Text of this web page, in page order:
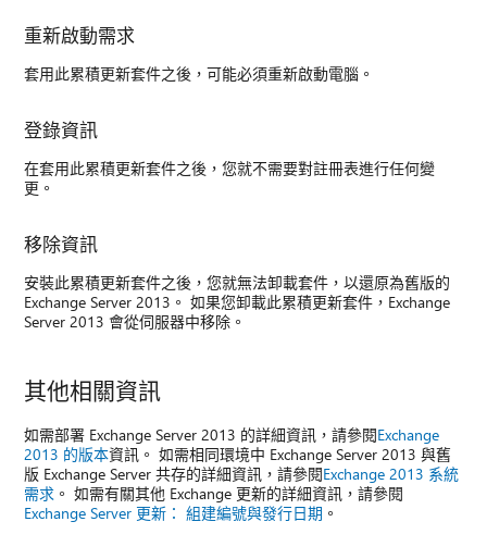
重新啟動需求
套用此累積更新套件之後，可能必須重新啟動電腦。
登錄資訊
在套用此累積更新套件之後，您就不需要對註冊表進行任何變
更。
移除資訊
安裝此累積更新套件之後，您就無法卸載套件，以還原為舊版的
Exchange Server 2013。 如果您卸載此累積更新套件，Exchange
Server 2013 會從伺服器中移除。
其他相關資訊
如需部署 Exchange Server 2013 的詳細資訊，請參閱Exchange
2013 的版本資訊。 如需相同環境中 Exchange Server 2013 與舊
版 Exchange Server 共存的詳細資訊，請參閱Exchange 2013 系統
需求 。 如需有關其他 Exchange 更新的詳細資訊，請參閱
Exchange Server 更新： 組建編號與發行日期 。